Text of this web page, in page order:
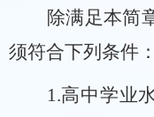
除满足本简
须符合下列条件：
1.高中学业